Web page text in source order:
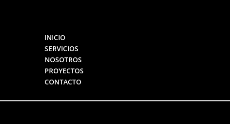
INICIO
SERVICIOS
NOSOTROS
PROYECTOS
CONTACTO